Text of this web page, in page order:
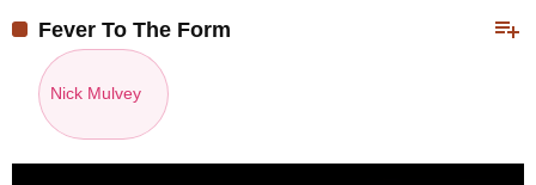
playlist_add
Fever To The Form
Nick Mulvey